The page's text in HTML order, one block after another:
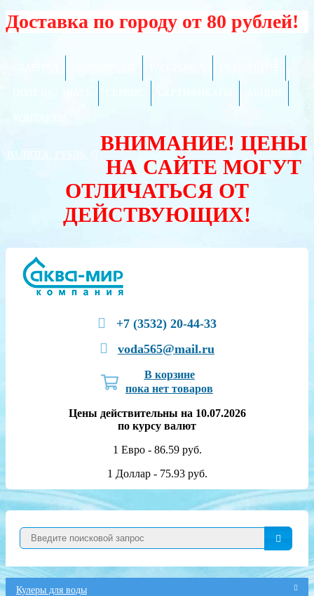
Доставка по городу от 80 рублей!
ВАЛЮТА:
ВНИМАНИЕ! ЦЕНЫ
НА САЙТЕ МОГУТ
ОТЛИЧАТЬСЯ ОТ
ДЕЙСТВУЮЩИХ!
+7 (3532) 20-44-33
voda565@mail.ru
В корзине
пока нет товаров
Цены действительны на 10.07.2026
по курсу валют
1 Евро - 86.59 руб.
1 Доллар - 75.93 руб.
Кулеры для воды